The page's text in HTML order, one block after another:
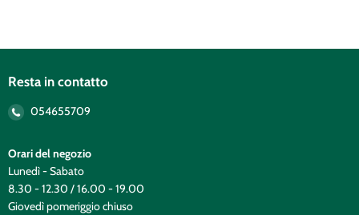
Resta in contatto
054655709
Orari del negozio
Lunedì - Sabato
8.30 - 12.30 / 16.00 - 19.00
Giovedì pomeriggio chiuso